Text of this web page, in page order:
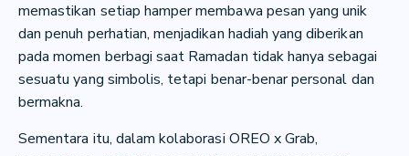
memastikan setiap hamper membawa pesan yang unik
dan penuh perhatian, menjadikan hadiah yang diberikan
pada momen berbagi saat Ramadan tidak hanya sebagai
sesuatu yang simbolis, tetapi benar-benar personal dan
bermakna.
Sementara itu, dalam kolaborasi OREO x Grab,